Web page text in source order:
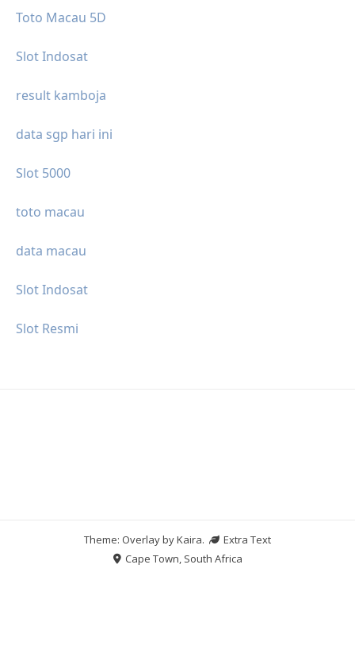
Toto Macau 5D
Slot Indosat
result kamboja
data sgp hari ini
Slot 5000
toto macau
data macau
Slot Indosat
Slot Resmi
Theme: Overlay byKaira.
Extra Text
Cape Town, South Africa